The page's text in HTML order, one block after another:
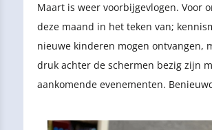
Maart is weer voorbijgevlogen. Voor
deze maand in het teken van;
nieuwe kinderen mogen ontvangen,
druk achter de schermen bezig zijn
aankomende evenementen.